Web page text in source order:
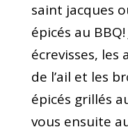
saint jacques
épicés au
écrevisses, les
de l’ail et les
épicés grillés
vous ensuite